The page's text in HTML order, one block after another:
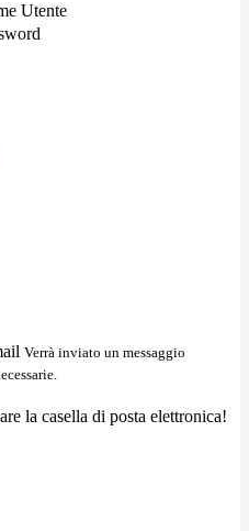
Utente
Verrà inviato un messaggio
la casella di posta elettronica!